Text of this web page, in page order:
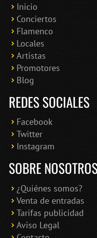
Inicio
Conciertos
Flamenco
Locales
Artistas
Promotores
Blog
REDES SOCIALES
Facebook
Twitter
Instagram
SOBRE NOSOTROS
¿Quiénes somos?
Venta de entradas
Tarifas publicidad
Aviso Legal